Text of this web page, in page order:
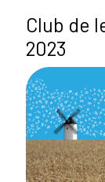
Club de
2023